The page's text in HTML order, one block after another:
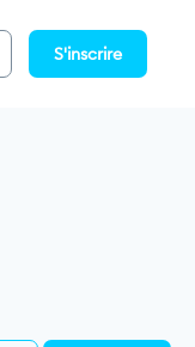
S'inscrire